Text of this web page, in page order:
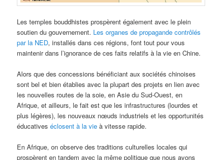
Les temples bouddhistes prospèrent également avec le plein
soutien du gouvernement. Les organes de propagande contrôlés
par la NED, installés dans ces régions, font tout pour vous
maintenir dans l’ignorance de ces faits relatifs à la vie en Chine.
Alors que des concessions bénéficiant aux sociétés chinoises
sont bel et bien établies avec la plupart des projets en lien avec
les nouvelles routes de la soie, en Asie du Sud-Ouest, en
Afrique, et ailleurs, le fait est que les infrastructures (lourdes et
plus légères), les nouveaux nœuds industriels et les opportunités
éducativeséclosent à la vie à vitesse rapide.
En Afrique, on observe des traditions culturelles locales qui
prospèrent en tandem avec la même politique que nous avons